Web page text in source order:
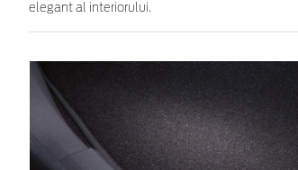
elegant al interiorului.